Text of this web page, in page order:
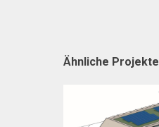
Ähnliche Projekte